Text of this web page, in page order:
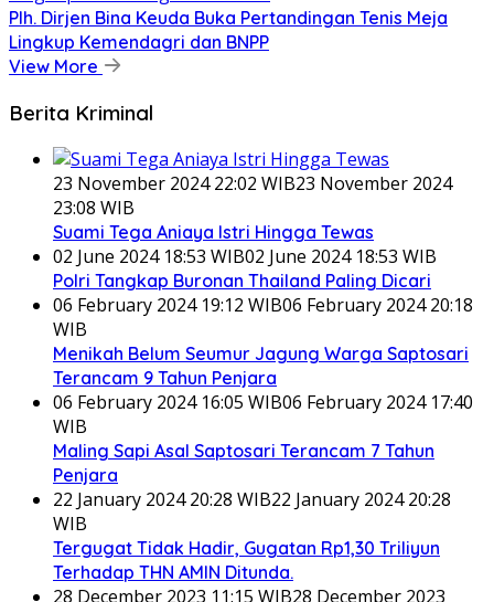
Plh. Dirjen Bina Keuda Buka Pertandingan Tenis Meja
Lingkup Kemendagri dan BNPP
View More
Berita Kriminal
23 November 2024 22:02 WIB23 November 2024
23:08 WIB
Suami Tega Aniaya Istri Hingga Tewas
02 June 2024 18:53 WIB02 June 2024 18:53 WIB
Polri Tangkap Buronan Thailand Paling Dicari
06 February 2024 19:12 WIB06 February 2024 20:18
WIB
Menikah Belum Seumur Jagung Warga Saptosari
Terancam 9 Tahun Penjara
06 February 2024 16:05 WIB06 February 2024 17:40
WIB
Maling Sapi Asal Saptosari Terancam 7 Tahun
Penjara
22 January 2024 20:28 WIB22 January 2024 20:28
WIB
Tergugat Tidak Hadir, Gugatan Rp1,30 Triliyun
Terhadap THN AMIN Ditunda.
28 December 2023 11:15 WIB28 December 2023